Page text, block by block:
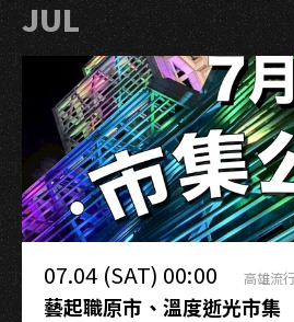
JUL
07.04 (SAT) 00:00 高雄流
藝起職原市、溫度逝光市集